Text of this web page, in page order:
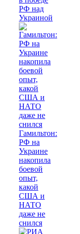
РФ над
Украиной
Гамильтон:
РФ на
Украине
накопила
боевой
опыт,
какой
США и
НАТО
даже не
снился